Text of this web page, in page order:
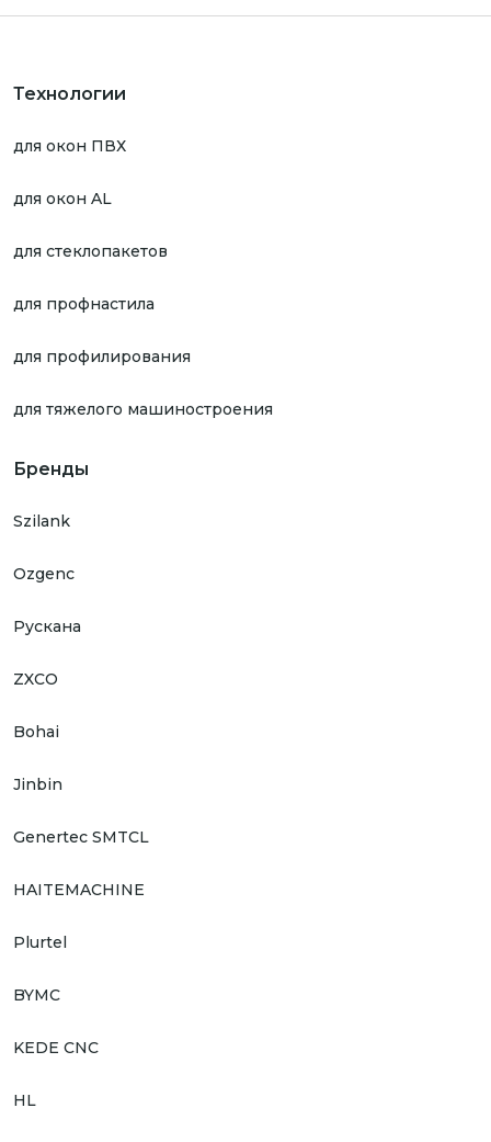
Технологии
для окон ПВХ
для окон AL
для стеклопакетов
для профнастила
для профилирования
для тяжелого машиностроения
Бренды
Szilank
Ozgenc
Рускана
ZXCO
Bohai
Jinbin
Genertec SMTCL
HAITEMACHINE
Plurtel
BYMC
KEDE CNC
HL